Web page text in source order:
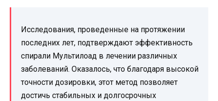
Исследования, проведенные на протяжении
последних лет, подтверждают эффективность
спирали Мультилоад в лечении различных
заболеваний. Оказалось, что благодаря высокой
точности дозировки, этот метод позволяет
достичь стабильных и долгосрочных